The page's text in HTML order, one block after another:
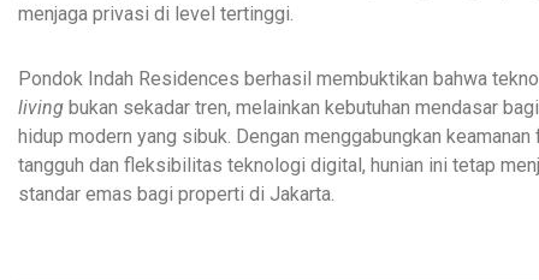
menjaga privasi di level tertinggi.
Pondok Indah Residences berhasil membuktikan bahwa
living bukan sekadar tren, melainkan kebutuhan mendasar
hidup modern yang sibuk. Dengan menggabungkan
tangguh dan fleksibilitas teknologi digital, hunian ini tetap
standar emas bagi properti di Jakarta.